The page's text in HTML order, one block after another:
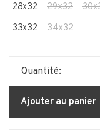
28x32 29x32
33x32
34x32
Quantité:
Ajouter au panier